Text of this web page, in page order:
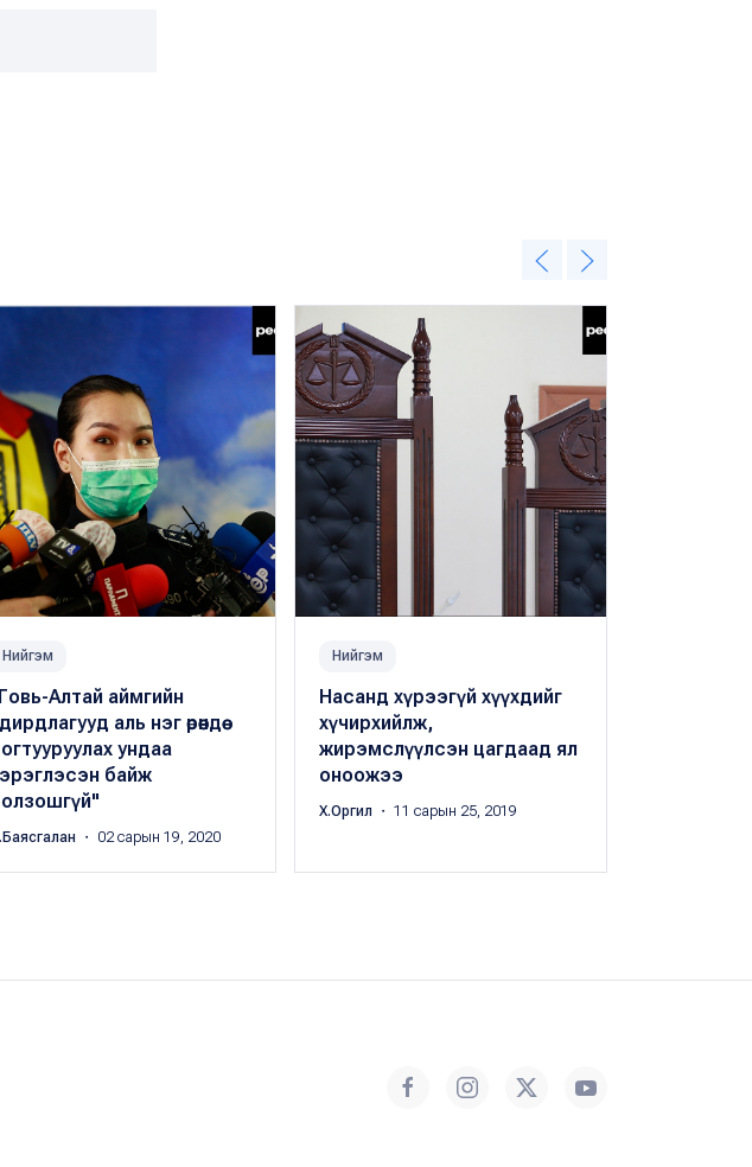
Нийгэм
Алтай аймгийн
аль нэг өрөөндөө
ундаа
байж
・ 02 сарын 19, 2020
Нийгэм
Насанд хүрээгүй хүүхдийг
хүчирхийлж,
жирэмслүүлсэн цагдаад ял
оноожээ
Х.Оргил ・ 11 сарын 25, 2019